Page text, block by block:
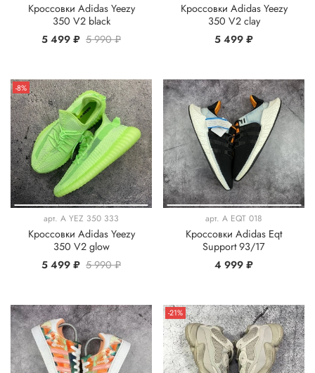
Кроссовки Adidas Yeezy
350 V2 black
5 499 ₽ 5 990 ₽
Кроссовки Adidas Yeezy
350 V2 clay
5 499 ₽
-8%
арт. A YEZ 350 333
Кроссовки Adidas Yeezy
350 V2 glow
5 499 ₽ 5 990 ₽
арт. A EQT 018
Кроссовки Adidas Eqt
Support 93/17
4 999 ₽
-21%